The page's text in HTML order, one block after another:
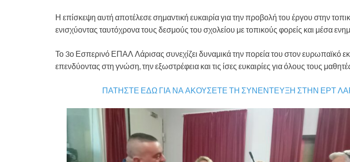
Η επίσκεψη αυτή αποτέλεσε σημαντική ευκαιρία για την προβολή του έργου στην
ενισχύοντας ταυτόχρονα τους δεσμούς του σχολείου με τοπικούς φορείς και μέσα
Το 3ο Εσπερινό ΕΠΑΛ Λάρισας συνεχίζει δυναμικά την πορεία του στον ευρωπαϊκό
επενδύοντας στη γνώση, την εξωστρέφεια και τις ίσες ευκαιρίες για όλους τους
ΠΑΤΗΣΤΕ ΕΔΩ ΓΙΑ ΝΑ ΑΚΟΥΣΕΤΕ ΤΗ ΣΥΝΕΝΤΕΥΞΗ ΣΤΗΝ ΕΡΤ